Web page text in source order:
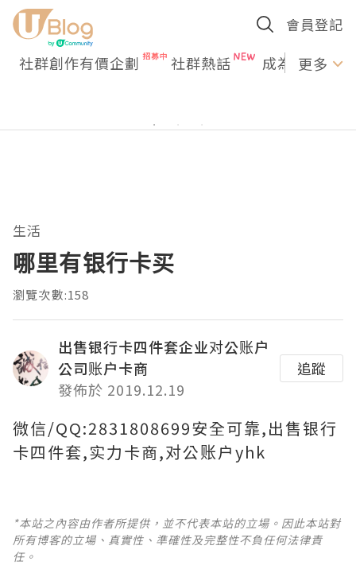
會員登記
社群創作有價企劃 社群熱話 成為U更多
生活
哪里有银行卡买
瀏覽次數:158
出售银行卡四件套企业对公账户
公司账户卡商
發佈於 2019.12.19
追蹤
微信/QQ:2831808699安全可靠,出售银行
卡四件套,实力卡商,对公账户yhk
*本站之內容由作者所提供，並不代表本站的立場。因此本站對
所有博客的立場、真實性、準確性及完整性不負任何法律責
任。